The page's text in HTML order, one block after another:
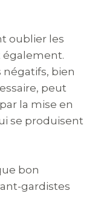
oublier les
également.
négatifs, bien
peut
la mise en
se produisent
bon
gardistes